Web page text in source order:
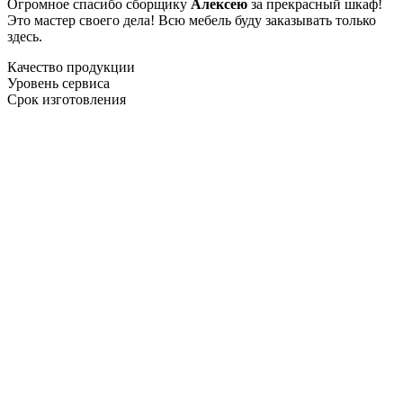
Огромное спасибо сборщику Алексею за прекрасный шкаф!
Это мастер своего дела! Всю мебель буду заказывать только
здесь.
Качество продукции
Уровень сервиса
Срок изготовления